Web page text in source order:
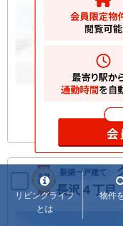
新築一戸建て
長沢４丁
リビングライフ
とは
物件